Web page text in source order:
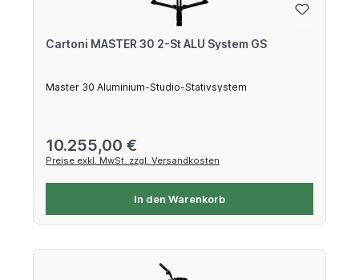
Cartoni MASTER 30 2-St ALU System GS
Master 30 Aluminium-Studio-Stativsystem
Regulärer Preis:
10.255,00 €
Preise exkl. MwSt. zzgl. Versandkosten
In den Warenkorb